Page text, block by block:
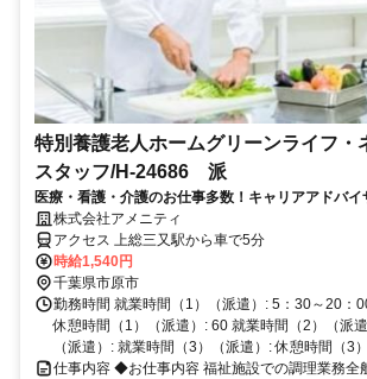
特別養護老人ホームグリーンライフ・
スタッフ/H-24686 派
医療・看護・介護のお仕事多数！キャリアアドバ
◎ 株式会社アメニティ
アクセス 上総三又駅から車で5分
時給1,540円
千葉県市原市
勤務時間 就業時間（1）（派遣）: 5：30～20：
休憩時間（1）（派遣）: 60 就業時間（2）（派遣
（派遣）: 就業時間（3）（派遣）: 休憩時間（3）
仕事内容 ◆お仕事内容 福祉施設での調理業務全